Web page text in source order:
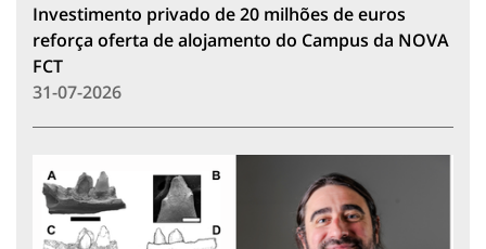
Investimento privado de 20 milhões de euros
reforça oferta de alojamento do Campus da NOVA
FCT
31-07-2026